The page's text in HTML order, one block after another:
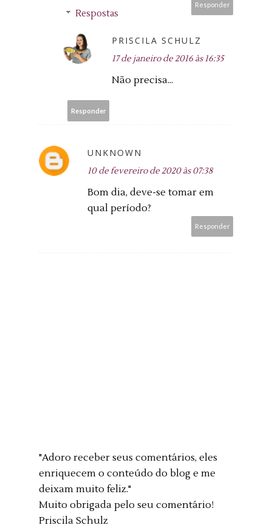
Responder
Respostas
PRISCILA SCHULZ
17 de janeiro de 2016 às 16:35
Não precisa...
Responder
UNKNOWN
10 de fevereiro de 2020 às 07:38
Bom dia, deve-se tomar em
qual período?
Responder
"Adoro receber seus comentários, eles
enriquecem o conteúdo do blog e me
deixam muito feliz."
Muito obrigada pelo seu comentário!
Priscila Schulz